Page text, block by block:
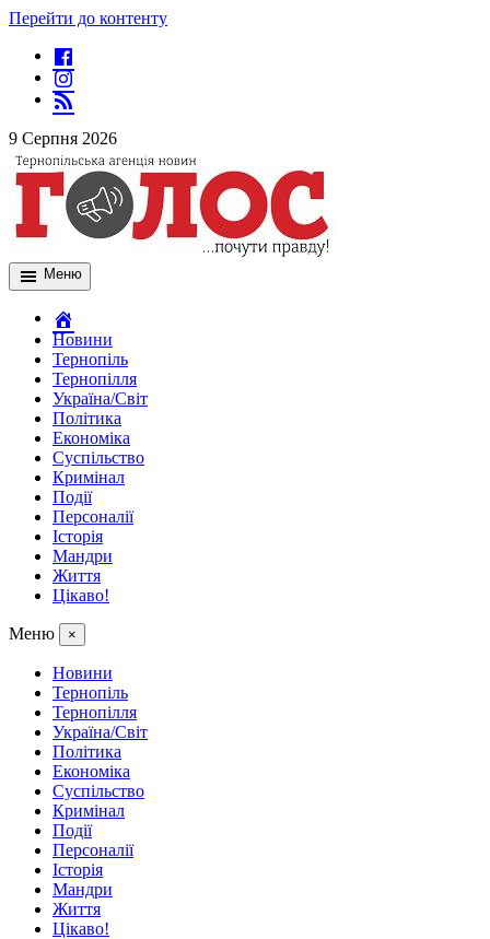
Перейти до контенту
9 Серпня 2026
Меню
Новини
Тернопіль
Тернопілля
Україна/Світ
Політика
Економіка
Суспільство
Кримінал
Події
Персоналії
Історія
Мандри
Життя
Цікаво!
Меню ×
Новини
Тернопіль
Тернопілля
Україна/Світ
Політика
Економіка
Суспільство
Кримінал
Події
Персоналії
Історія
Мандри
Життя
Цікаво!